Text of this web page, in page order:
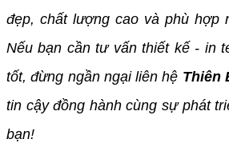
đẹp, chất lượng cao và phù hợp
Nếu bạn cần tư vấn thiết kế - in
tốt, đừng ngần ngại liên hệ Thiên
tin cậy đồng hành cùng sự phát
bạn!